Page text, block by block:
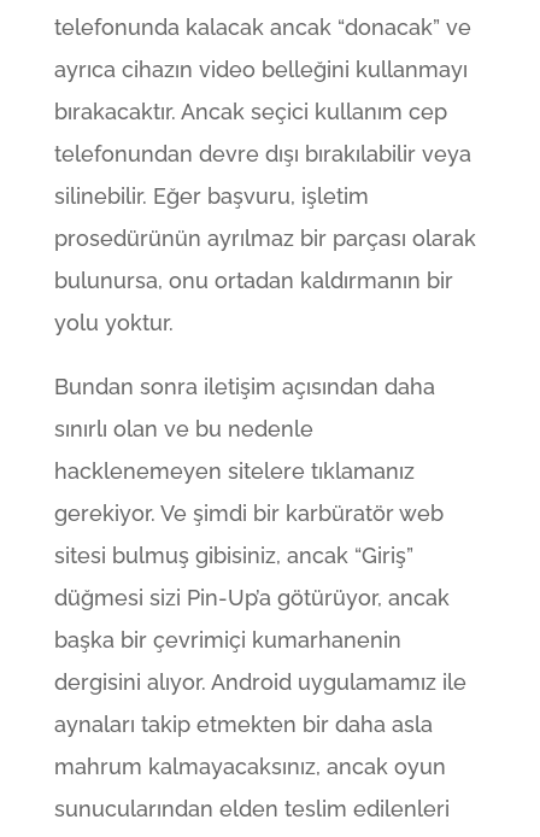
telefonunda kalacak ancak “donacak” ve
ayrıca cihazın video belleğini kullanmayı
bırakacaktır. Ancak seçici kullanım cep
telefonundan devre dışı bırakılabilir veya
silinebilir. Eğer başvuru, işletim
prosedürünün ayrılmaz bir parçası olarak
bulunursa, onu ortadan kaldırmanın bir
yolu yoktur.
Bundan sonra iletişim açısından daha
sınırlı olan ve bu nedenle
hacklenemeyen sitelere tıklamanız
gerekiyor. Ve şimdi bir karbüratör web
sitesi bulmuş gibisiniz, ancak “Giriş”
düğmesi sizi Pin-Up’a götürüyor, ancak
başka bir çevrimiçi kumarhanenin
dergisini alıyor. Android uygulamamız ile
aynaları takip etmekten bir daha asla
mahrum kalmayacaksınız, ancak oyun
sunucularından elden teslim edilenleri